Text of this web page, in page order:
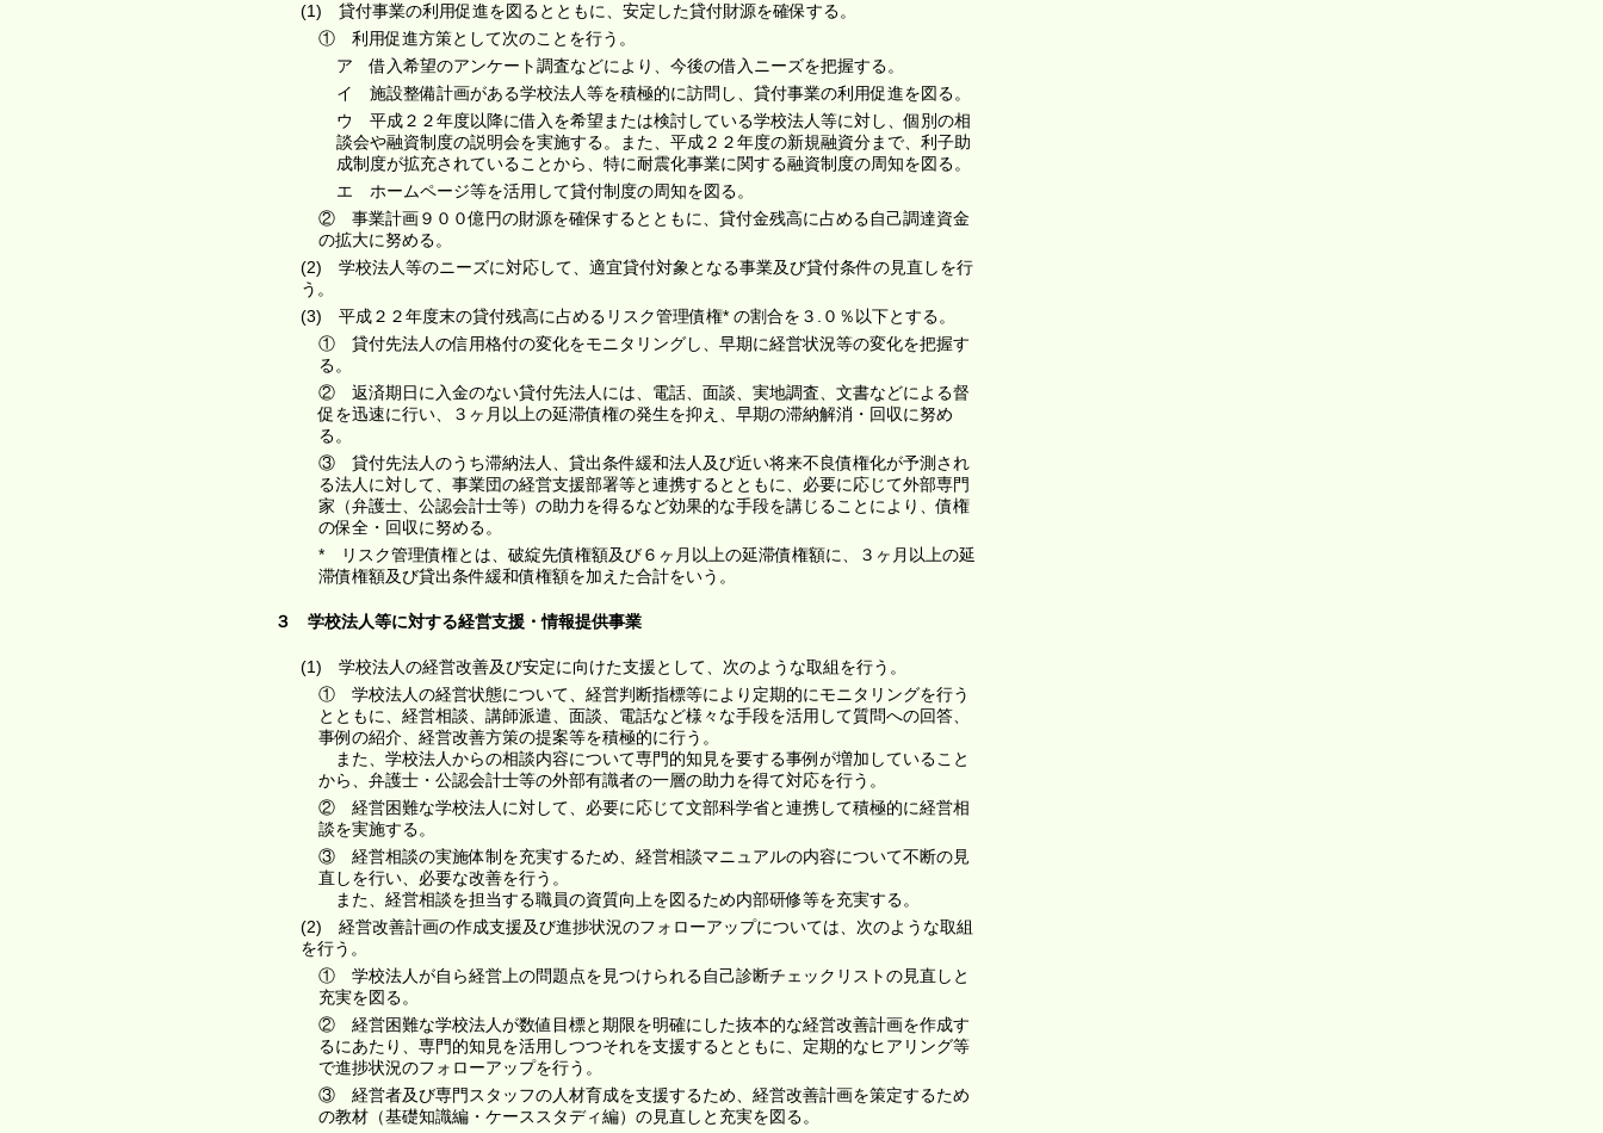
(1) 貸付事業の利用促進を図るとともに、安定した貸付財源を確保する。
① 利用促進方策として次のことを行う。
ア 借入希望のアンケート調査などにより、今後の借入ニーズを把握する。
イ 施設整備計画がある学校法人等を積極的に訪問し、貸付事業の利用促進を図る。
ウ 平成２２年度以降に借入を希望または検討している学校法人等に対し、個別の相
談会や融資制度の説明会を実施する。また、平成２２年度の新規融資分まで、利子助
成制度が拡充されていることから、特に耐震化事業に関する融資制度の周知を図る。
エ ホームページ等を活用して貸付制度の周知を図る。
② 事業計画９００億円の財源を確保するとともに、貸付金残高に占める自己調達資金
の拡大に努める。
(2) 学校法人等のニーズに対応して、適宜貸付対象となる事業及び貸付条件の見直しを行
う。
(3) 平成２２年度末の貸付残高に占めるリスク管理債権* の割合を３.０％以下とする。
① 貸付先法人の信用格付の変化をモニタリングし、早期に経営状況等の変化を把握す
る。
② 返済期日に入金のない貸付先法人には、電話、面談、実地調査、文書などによる督
促を迅速に行い、３ヶ月以上の延滞債権の発生を抑え、早期の滞納解消・回収に努め
る。
③ 貸付先法人のうち滞納法人、貸出条件緩和法人及び近い将来不良債権化が予測され
る法人に対して、事業団の経営支援部署等と連携するとともに、必要に応じて外部専門
家（弁護士、公認会計士等）の助力を得るなど効果的な手段を講じることにより、債権
の保全・回収に努める。
* リスク管理債権とは、破綻先債権額及び６ヶ月以上の延滞債権額に、３ヶ月以上の延
滞債権額及び貸出条件緩和債権額を加えた合計をいう。
３ 学校法人等に対する経営支援・情報提供事業
(1) 学校法人の経営改善及び安定に向けた支援として、次のような取組を行う。
① 学校法人の経営状態について、経営判断指標等により定期的にモニタリングを行う
とともに、経営相談、講師派遣、面談、電話など様々な手段を活用して質問への回答、
事例の紹介、経営改善方策の提案等を積極的に行う。
また、学校法人からの相談内容について専門的知見を要する事例が増加していること
から、弁護士・公認会計士等の外部有識者の一層の助力を得て対応を行う。
② 経営困難な学校法人に対して、必要に応じて文部科学省と連携して積極的に経営相
談を実施する。
③ 経営相談の実施体制を充実するため、経営相談マニュアルの内容について不断の見
直しを行い、必要な改善を行う。
また、経営相談を担当する職員の資質向上を図るため内部研修等を充実する。
(2) 経営改善計画の作成支援及び進捗状況のフォローアップについては、次のような取組
を行う。
① 学校法人が自ら経営上の問題点を見つけられる自己診断チェックリストの見直しと
充実を図る。
② 経営困難な学校法人が数値目標と期限を明確にした抜本的な経営改善計画を作成す
るにあたり、専門的知見を活用しつつそれを支援するとともに、定期的なヒアリング等
で進捗状況のフォローアップを行う。
③ 経営者及び専門スタッフの人材育成を支援するため、経営改善計画を策定するため
の教材（基礎知識編・ケーススタディ編）の見直しと充実を図る。